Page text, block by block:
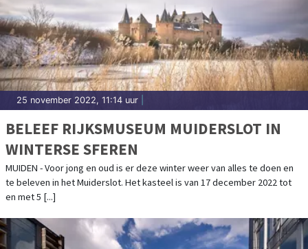
25 november 2022, 11:14 uur
BELEEF RIJKSMUSEUM MUIDERSLOT IN
WINTERSE SFEREN
MUIDEN - Voor jong en oud is er deze winter weer van alles te doen en
te beleven in het Muiderslot. Het kasteel is van 17 december 2022 tot
en met 5 [...]